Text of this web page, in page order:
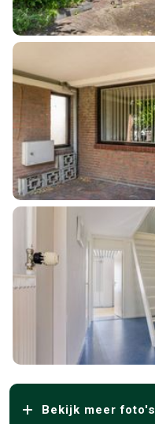
Bekijk meer foto's